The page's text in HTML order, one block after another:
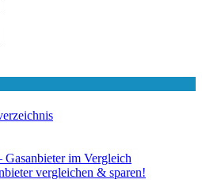
Gasanbieter im Vergleich
vergleichen & sparen!